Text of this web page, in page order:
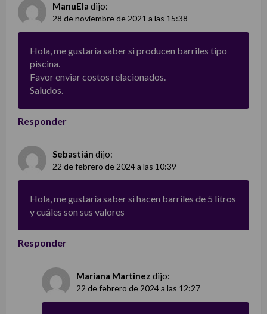
ManuEla dijo:
28 de noviembre de 2021 a las 15:38
Hola, me gustaría saber si producen barriles tipo
piscina.
Favor enviar costos relacionados.
Saludos.
Responder
Sebastián dijo:
22 de febrero de 2024 a las 10:39
Hola, me gustaría saber si hacen barriles de 5 litros
y cuáles son sus valores
Responder
Mariana Martinez dijo:
22 de febrero de 2024 a las 12:27